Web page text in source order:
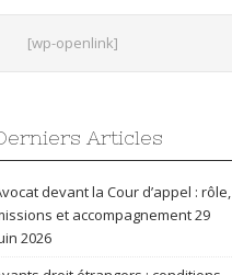
[wp-openlink]
Articles
devant la Cour d’appel : rôle,
et accompagnement29
2026